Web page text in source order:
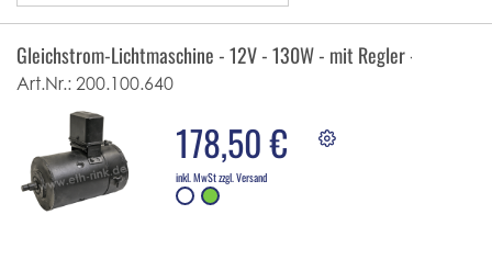
Gleichstrom-Lichtmaschine - 12V - 130W - mit Regler - reg.
Art.Nr.: 200.100.640
178,50 €
inkl. MwSt zzgl. Versand